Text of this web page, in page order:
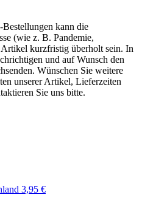
kann die
(wie z. B. Pandemie,
kurzfristig überholt sein. In
und auf Wunsch den
Wünschen Sie weitere
unserer Artikel, Lieferzeiten
Sie uns bitte.
3,95 €